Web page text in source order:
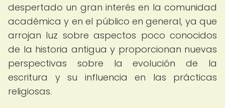
despertado un gran interés en la comunidad
académica y en el público en general, ya que
arrojan luz sobre aspectos poco conocidos
de la historia antigua y proporcionan nuevas
perspectivas sobre la evolución de la
escritura y su influencia en las prácticas
religiosas.